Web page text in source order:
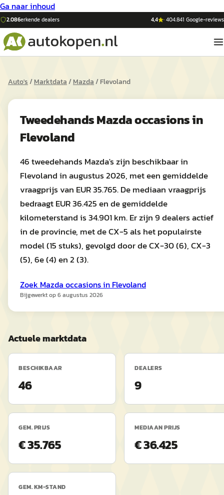
Ga naar inhoud
2.086erkende dealers 4,4 ·404.841 Google-reviews
Auto's/Marktdata/Mazda/Flevoland
TweedehandsMazdaoccasions in
Flevoland
46 tweedehands Mazda's zijn beschikbaar in
Flevoland in augustus 2026, met een gemiddelde
vraagprijs van EUR 35.765. De mediaan vraagprijs
bedraagt EUR 36.425 en de gemiddelde
kilometerstand is 34.901 km. Er zijn 9 dealers actief
in de provincie, met de CX-5 als het populairste
model (15 stuks), gevolgd door de CX-30 (6), CX-3
(5), 6e (4) en 2 (3).
Zoek Mazda occasions in Flevoland
Bijgewerkt op6 augustus 2026
Actuele marktdata
BESCHIKBAAR
46
DEALERS
9
GEM. PRIJS
€ 35.765
MEDIAAN PRIJS
€ 36.425
GEM. KM-STAND